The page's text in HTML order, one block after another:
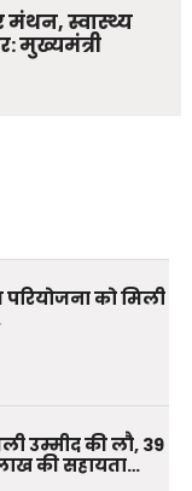
मंथन, स्वास्थ्य
मुख्यमंत्री
को मिली
उम्मीद की लौ, 39
की सहायता…